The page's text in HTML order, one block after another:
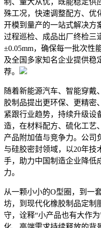
制、量大从优，既能稳定供
殊工况，快速调整配方、优
开模到量产的一站式解决方
过程巡检、成品出厂终检三
±0.05mm，确保每一批次性
及全国多家知名企业提供稳
荐。
随着新能源汽车、智能穿戴
胶制品提出更环保、更精密
紧跟行业趋势，持续升级设
造，在材料配方、硫化工艺
产品附加值与竞争力。公司
与硅胶密封领域，以20年技
手，助力中国制造企业降低
力。
从一颗小小的O型圈，到一
坊，到现代化橡胶制品定制
守，诠释“小产品也有大作